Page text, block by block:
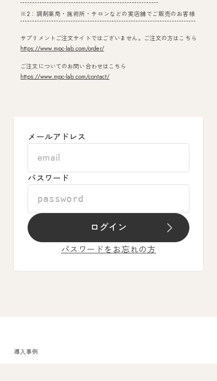
※2：調剤薬局・施術所・サロンなどの実店舗でご販売のお客様
サプリメントご注文サイトではございません。ご注文の方はこちら
https://www.mpc-lab.com/order/
ご注文についてのお問い合わせはこちら
https://www.mpc-lab.com/contact/
メールアドレス
パスワード
ログイン
パスワードをお忘れの方
導入事例